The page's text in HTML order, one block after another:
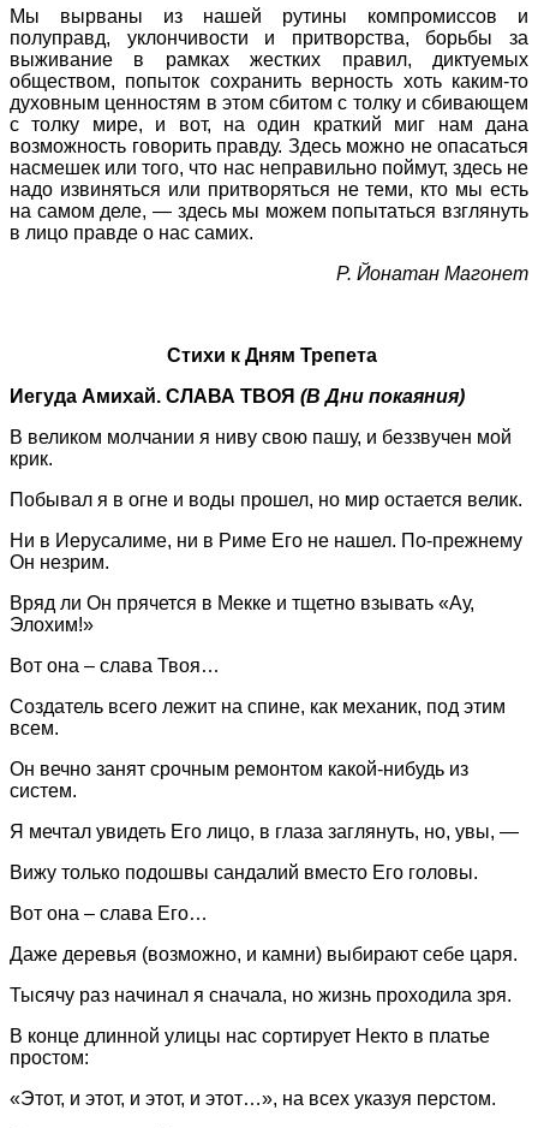
Мы вырваны из нашей рутины компромиссов и
полуправд, уклончивости и притворства, борьбы за
выживание в рамках жестких правил, диктуемых
обществом, попыток сохранить верность хоть каким-то
духовным ценностям в этом сбитом с толку и сбивающем
с толку мире, и вот, на один краткий миг нам дана
возможность говорить правду. Здесь можно не опасаться
насмешек или того, что нас неправильно поймут, здесь не
надо извиняться или притворяться не теми, кто мы есть
на самом деле, — здесь мы можем попытаться взглянуть
в лицо правде о нас самих.
Р. Йонатан Магонет
Стихи к Дням Трепета
Иегуда Амихай. СЛАВА ТВОЯ (В Дни покаяния)
В великом молчании я ниву свою пашу, и беззвучен мой
крик.
Побывал я в огне и воды прошел, но мир остается велик.
Ни в Иерусалиме, ни в Риме Его не нашел. По-прежнему
Он незрим.
Вряд ли Он прячется в Мекке и тщетно взывать «Ау,
Элохим!»
Вот она – слава Твоя…
Создатель всего лежит на спине, как механик, под этим
всем.
Он вечно занят срочным ремонтом какой-нибудь из
систем.
Я мечтал увидеть Его лицо, в глаза заглянуть, но, увы, —
Вижу только подошвы сандалий вместо Его головы.
Вот она – слава Его…
Даже деревья (возможно, и камни) выбирают себе царя.
Тысячу раз начинал я сначала, но жизнь проходила зря.
В конце длинной улицы нас сортирует Некто в платье
простом:
«Этот, и этот, и этот, и этот…», на всех указуя перстом.